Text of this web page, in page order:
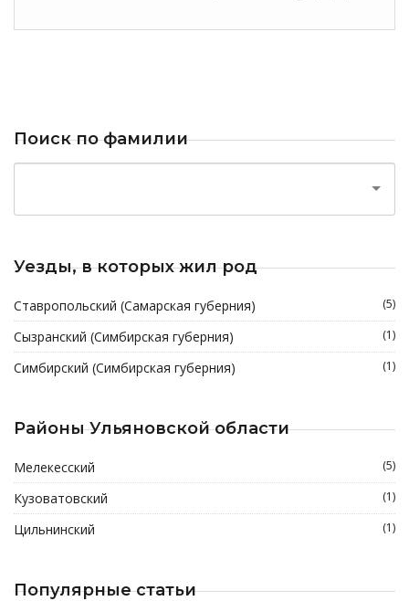
Поиск по фамилии
Уезды, в которых жил род
Ставропольский (Самарская губерния) (5)
Сызранский (Симбирская губерния) (1)
Симбирский (Симбирская губерния) (1)
Районы Ульяновской области
Мелекесский (5)
Кузоватовский (1)
Цильнинский (1)
Популярные статьи